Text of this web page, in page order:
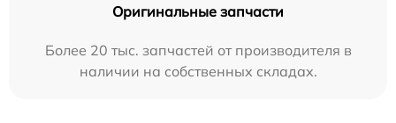
Оригинальные запчасти
Более 20 тыс. запчастей от производителя в
наличии на собственных складах.